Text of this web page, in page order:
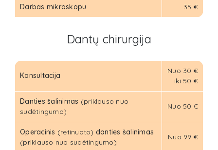
Darbas mikroskopu 35 €
Dantų chirurgija
Konsultacija
Nuo 30 €
iki 50 €
Danties šalinimas (priklauso nuo
sudėtingumo)
Nuo 50 €
Operacinis (retinuoto) danties šalinimas
(priklauso nuo sudėtingumo)
Nuo 99 €